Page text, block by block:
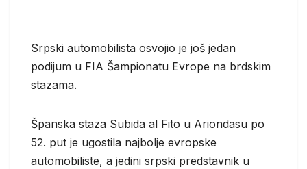
Srpski automobilista osvojio je još jedan
podijum u FIA Šampionatu Evrope na brdskim
stazama.
Španska staza Subida al Fito u Ariondasu po
52. put je ugostila najbolje evropske
automobiliste, a jedini srpski predstavnik u